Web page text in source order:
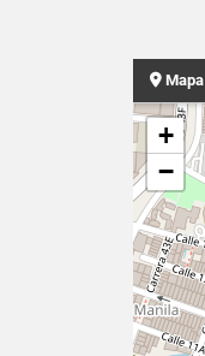
Mapa
+
−